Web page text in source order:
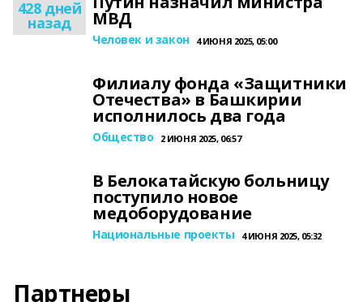
428 дней
назад МВД
Человек и закон 4 ИЮНЯ 2025, 05:00
Филиалу фонда «Защитники
Отечества» в Башкирии
исполнилось два года
Общество 2 ИЮНЯ 2025, 06:57
В Белокатайскую больницу
поступило новое
медоборудование
Национальные проекты 4 ИЮНЯ 2025, 05:32
Партнеры